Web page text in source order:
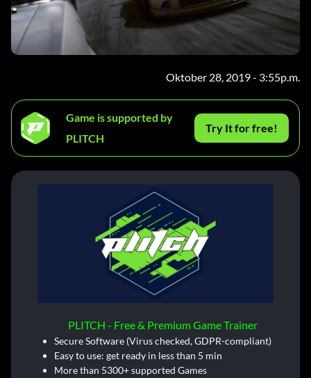
Oktober 28, 2019 - 3:55p.m.
Game is supported by
PLITCH
Try It for free!
PLITCH - Free & Premium Game Trainer
Secure Software (Virus checked, GDPR-compliant)
Easy to use: get ready in less than 5 min
More than 5300+ supported Games